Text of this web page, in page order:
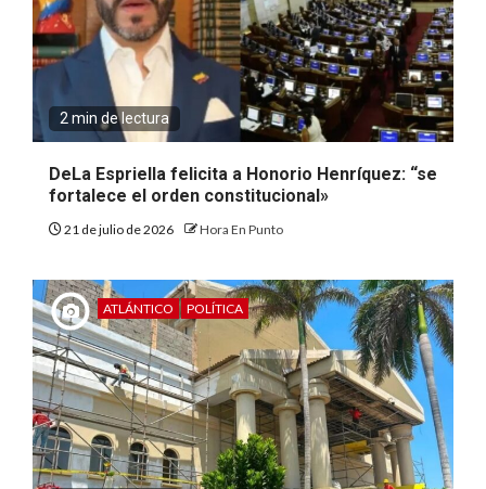
2 min de lectura
DeLa Espriella felicita a Honorio Henríquez: “se
fortalece el orden constitucional»
21 de julio de 2026 Hora En Punto
ATLÁNTICO POLÍTICA